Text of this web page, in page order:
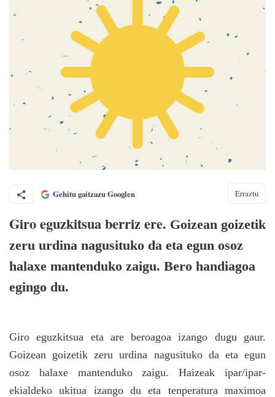
Gehitu gaitzazu Googlen Erraztu
Giro eguzkitsua berriz ere. Goizean goizetik
zeru urdina nagusituko da eta egun osoz
halaxe mantenduko zaigu. Bero handiagoa
egingo du.
Giro eguzkitsua eta are beroagoa izango dugu gaur.
Goizean goizetik zeru urdina nagusituko da eta egun
osoz halaxe mantenduko zaigu. Haizeak ipar/ipar-
ekialdeko ukitua izango du eta tenperatura maximoa